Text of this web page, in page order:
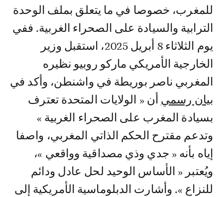
للمغرب، خصوصا في ما يتعلق بملف الوحدة
الترابية والسيادة على الصحراء الغربية. ففي
يوم الثلاثاء 8 أبريل 2025، استقبل وزير
الخارجية الأمريكي ماركو روبيو نظيره
المغربي ناصر بوريطة في واشنطن، وأكد في
بيان رسمي أن « الولايات المتحدة تعترف
بسيادة المغرب على الصحراء الغربية »
وتدعم مقترح الحكم الذاتي المغربي، واصفا
إياه بأنه « جدي وذي مصداقية وواقعي »،
ويُعتبر « الأساس الوحيد لحل عادل ودائم
للنزاع ». وأشارت الدبلوماسية الأمريكية إلى